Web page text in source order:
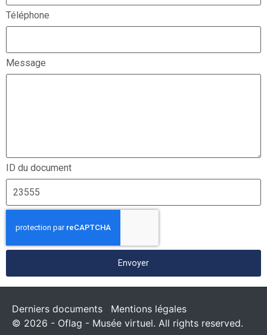
Téléphone
Message
ID du document
Envoyer
Derniers documents
Mentions légales
© 2026 - Oflag - Musée virtuel. All rights reserved.